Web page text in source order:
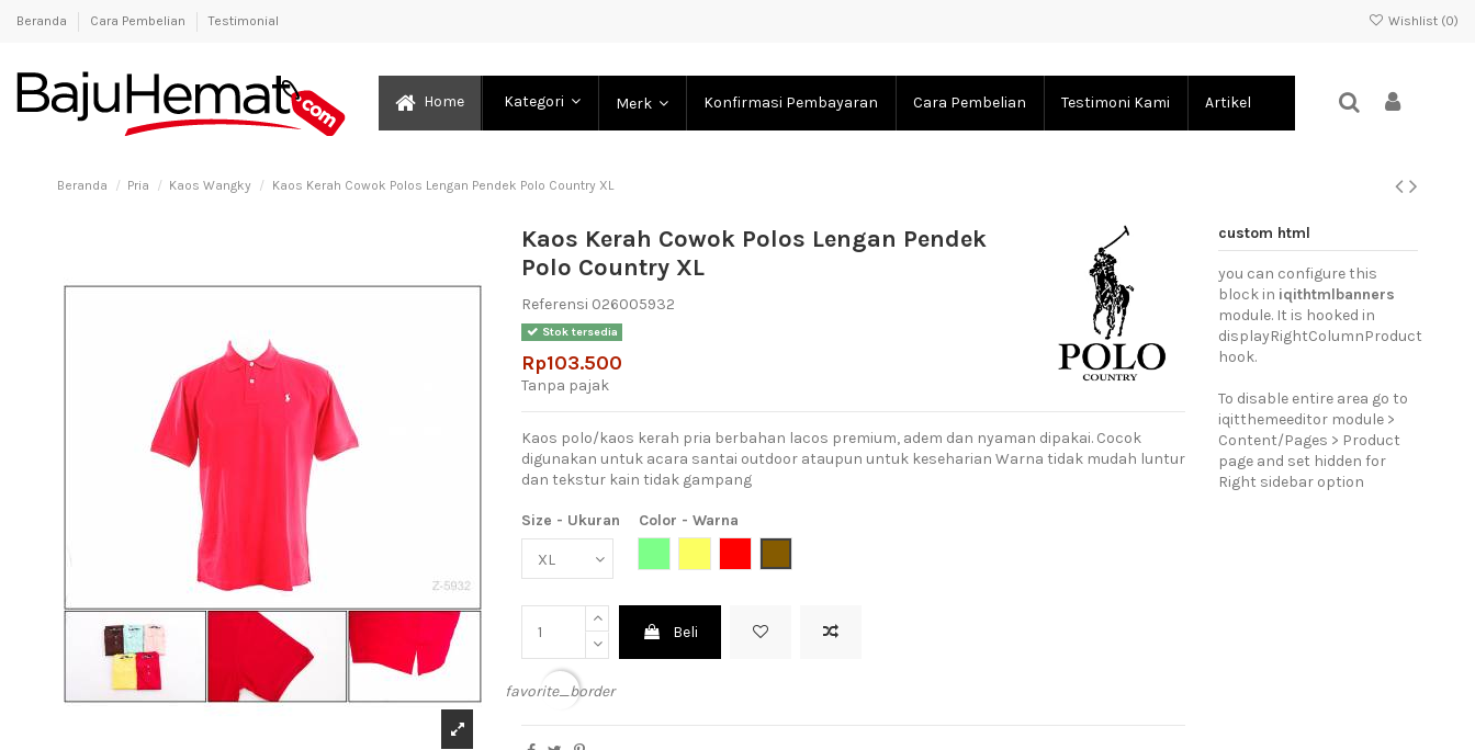
Beranda Cara Pembelian Testimonial Wishlist (0)
Home Kategori Merk Konfirmasi Pembayaran Cara Pembelian Testimoni Kami Artikel
Beranda Pria Kaos Wangky Kaos Kerah Cowok Polos Lengan Pendek Polo Country XL
Kaos Kerah Cowok Polos Lengan Pendek
Polo Country XL
Referensi 026005932
Stok tersedia
Rp103.500
Tanpa pajak
Kaos polo/kaos kerah pria berbahan lacos premium, adem dan nyaman dipakai. Cocok
digunakan untuk acara santai outdoor ataupun untuk keseharian Warna tidak mudah luntur
dan tekstur kain tidak gampang
Size - Ukuran
Color - Warna
Beli
favorite_border
custom html
you can configure this
block in iqithtmlbanners
module. It is hooked in
displayRightColumnProduct
hook.
To disable entire area go to
iqitthemeeditor module >
Content/Pages > Product
page and set hidden for
Right sidebar option